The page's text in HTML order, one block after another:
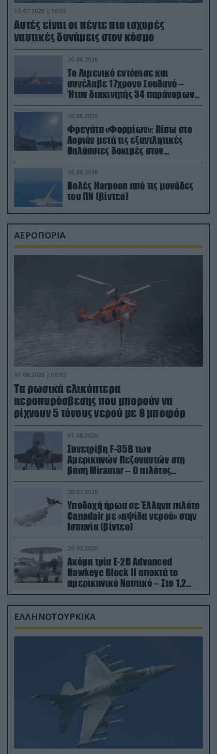
15.07.2026 | 16:03
Aυτές είναι οι πέντε πιο ισχυρές
ναυτικές δυνάμεις στον κόσμο
30.06.2026
Το Λιμενικό εντόπισε και
συνέλαβε 17χρονο Σουδανό –
Ήταν διακινητής 34 παράνομων
μεταναστών
30.06.2026
Φρεγάτα «Φορμίων»: Πίσω στο
Λοριάν μετά τις εξαντλητικές
θαλάσσιες δοκιμές στον
απαιτητικό Βισκαϊκό
25.06.2026
Βολές Harpoon από τις μονάδες
του ΠΝ (βίντεο)
ΑΕΡΟΠΟΡΙΑ
07.08.2026 | 00:02
Τα ρωσικά ελικόπτερα
αεροπυρόσβεσης που μπορούν να
ρίχνουν 5 τόνους νερού με 8 μποφόρ
01.08.2026
Συνετρίβη F-35B των
Αμερικανών Πεζοναυτών στη
βάση Miramar – Ο πιλότος
εκτινάχθηκε εγκαίρως
30.07.2026
Υποδοχή ήρωα σε Έλληνα πιλότο
Canadair με «αψίδα νερού» στην
Ισπανία (βίντεο)
29.07.2026
Ακόμα τρία E-2D Advanced
Hawkeye Block II αποκτά το
αμερικανικό Ναυτικό – Στο 1,2
δισ.δολάρια το κόστος
ΕΛΛΗΝΟΤΟΥΡΚΙΚΑ